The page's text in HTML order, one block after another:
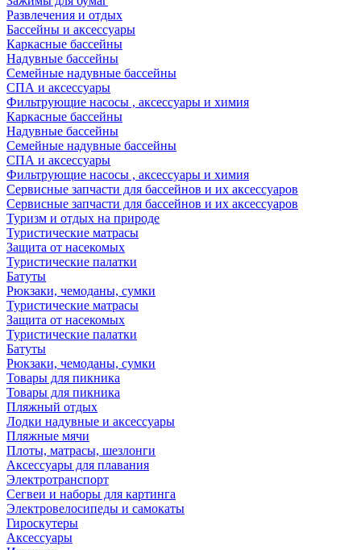
Развлечения и отдых
Бассейны и аксессуары
Каркасные бассейны
Надувные бассейны
Семейные надувные бассейны
СПА и аксессуары
Фильтрующие насосы , аксессуары и химия
Каркасные бассейны
Надувные бассейны
Семейные надувные бассейны
СПА и аксессуары
Фильтрующие насосы , аксессуары и химия
Cервисные запчасти для бассейнов и их аксессуаров
Cервисные запчасти для бассейнов и их аксессуаров
Туризм и отдых на природе
Туристические матрасы
Защита от насекомых
Туристические палатки
Батуты
Рюкзаки, чемоданы, сумки
Туристические матрасы
Защита от насекомых
Туристические палатки
Батуты
Рюкзаки, чемоданы, сумки
Товары для пикника
Товары для пикника
Пляжный отдых
Лодки надувные и аксессуары
Пляжные мячи
Плоты, матрасы, шезлонги
Аксессуары для плавания
Электротранспорт
Сегвеи и наборы для картинга
Электровелосипеды и самокаты
Гироскутеры
Аксессуары